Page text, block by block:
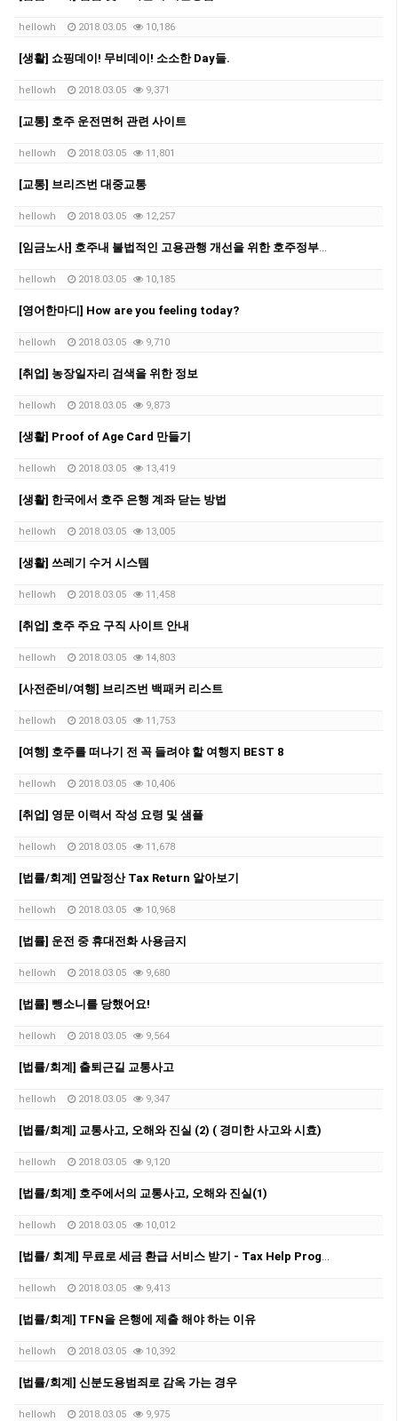
hellowh 2018.03.05 10,186
[생활] 쇼핑데이! 무비데이! 소소한 Day들.
hellowh 2018.03.05 9,371
[교통] 호주 운전면허 관련 사이트
hellowh 2018.03.05 11,801
[교통] 브리즈번 대중교통
hellowh 2018.03.05 12,257
[임금노사] 호주내 불법적인 고용관행 개선을 위한 호주정부의 노력
hellowh 2018.03.05 10,185
[영어한마디] How are you feeling today?
hellowh 2018.03.05 9,710
[취업] 농장일자리 검색을 위한 정보
hellowh 2018.03.05 9,873
[생활] Proof of Age Card 만들기
hellowh 2018.03.05 13,419
[생활] 한국에서 호주 은행 계좌 닫는 방법
hellowh 2018.03.05 13,005
[생활] 쓰레기 수거 시스템
hellowh 2018.03.05 11,458
[취업] 호주 주요 구직 사이트 안내
hellowh 2018.03.05 14,803
[사전준비/여행] 브리즈번 백패커 리스트
hellowh 2018.03.05 11,753
[여행] 호주를 떠나기 전 꼭 들려야 할 여행지 BEST 8
hellowh 2018.03.05 10,406
[취업] 영문 이력서 작성 요령 및 샘플
hellowh 2018.03.05 11,678
[법률/회계] 연말정산 Tax Return 알아보기
hellowh 2018.03.05 10,968
[법률] 운전 중 휴대전화 사용금지
hellowh 2018.03.05 9,680
[법률] 뺑소니를 당했어요!
hellowh 2018.03.05 9,564
[법률/회계] 출퇴근길 교통사고
hellowh 2018.03.05 9,347
[법률/회계] 교통사고, 오해와 진실 (2) ( 경미한 사고와 시효)
hellowh 2018.03.05 9,120
[법률/회계] 호주에서의 교통사고, 오해와 진실(1)
hellowh 2018.03.05 10,012
[법률/ 회계] 무료로 세금 환급 서비스 받기 - Tax Help Program이용
hellowh 2018.03.05 9,413
[법률/회계] TFN을 은행에 제출 해야 하는 이유
hellowh 2018.03.05 10,392
[법률/회계] 신분도용범죄로 감옥 가는 경우
hellowh 2018.03.05 9,975